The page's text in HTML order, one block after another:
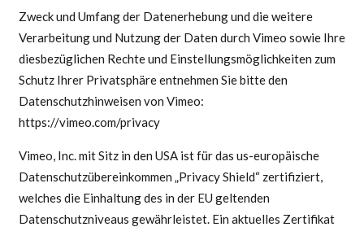
Zweck und Umfang der Datenerhebung und die weitere
Verarbeitung und Nutzung der Daten durch Vimeo sowie Ihre
diesbezüglichen Rechte und Einstellungsmöglichkeiten zum
Schutz Ihrer Privatsphäre entnehmen Sie bitte den
Datenschutzhinweisen von Vimeo:
https://vimeo.com/privacy
Vimeo, Inc. mit Sitz in den USA ist für das us-europäische
Datenschutzübereinkommen „Privacy Shield“ zertifiziert,
welches die Einhaltung des in der EU geltenden
Datenschutzniveaus gewährleistet. Ein aktuelles Zertifikat